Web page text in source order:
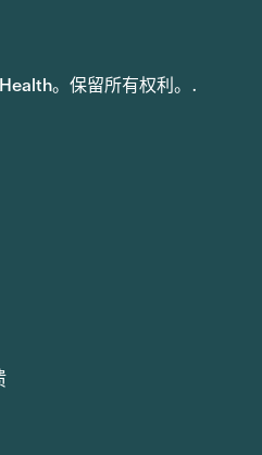
。保留所有权利。.